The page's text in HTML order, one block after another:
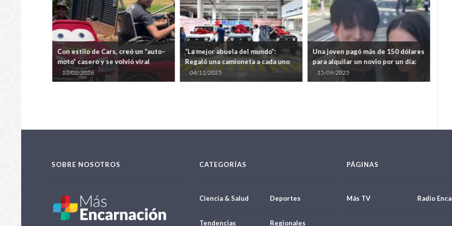
Con estilo de Cars, creó un “auto–
moto” casero y se volvió viral
10/02/2026
“La mejor abuela del mundo”:
Regaló una camioneta a cada uno
de sus tres nietos
04/11/2025
Una joven pagó más de 150 dólares
para alquilar un novio por un día:
“Lo volvería a hacer”
15/09/2025
SOBRE NOSOTROS CATEGORÍAS
Ciencia & Salud Deportes
Tendencias Regionales
PÁGINAS
Más TV Radio